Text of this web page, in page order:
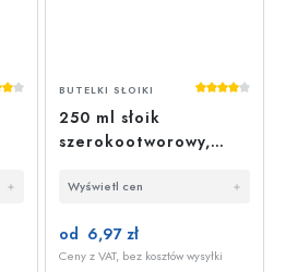
ocena 4 z 5 gwiazdek Średnia
BUTELKI SŁOIKI
250 ml słoik
szerokootworowy,
Wyświetl cen
od 6,97 zł
Ceny z VAT, bez kosztów wysyłki